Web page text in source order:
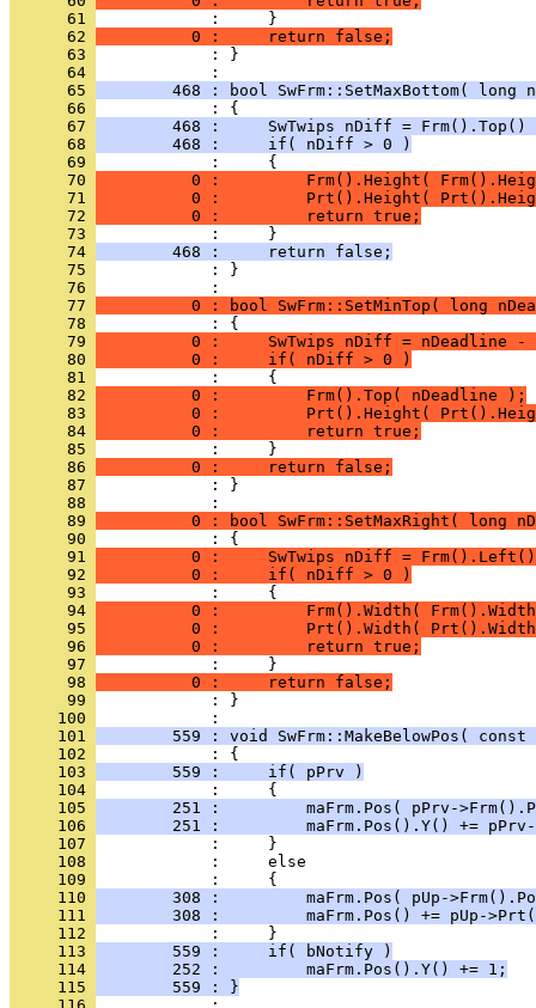
      61
      62
          0 :     return false;
      63
            : }
      64
      65
468 : bool SwFrm::SetMaxBottom( long
      66
      67
468 :     SwTwips nDiff = Frm().Top()
      68
        468 :     if( nDiff > 0 )
      69
      70
0 :         Frm().Height(
      71
0 :         Prt().Height(
      72
          0 :         return true;
      73
      74
        468 :     return false;
      75
            : }
      76
      77
0 : bool SwFrm::SetMinTop( long
      78
      79
0 :     SwTwips nDiff = nDeadline -
      80
          0 :     if( nDiff > 0 )
      81
      82
          0 :         Frm().Top( nDeadline );
      83
0 :         Prt().Height(
      84
          0 :         return true;
      85
      86
          0 :     return false;
      87
            : }
      88
      89
0 : bool SwFrm::SetMaxRight( long
      90
      91
0 :     SwTwips nDiff =
      92
          0 :     if( nDiff > 0 )
      93
      94
0 :         Frm().Width(
      95
0 :         Prt().Width(
      96
          0 :         return true;
      97
      98
          0 :     return false;
      99
            : }
     100
     101
559 : void SwFrm::MakeBelowPos(
     102
     103
        559 :     if( pPrv )
     104
     105
251 :         maFrm.Pos( pPrv-
     106
251 :         maFrm.Pos().Y() +=
     107
     108
     109
     110
308 :         maFrm.Pos( pUp-
     111
308 :         maFrm.Pos() += pUp-
     112
     113
        559 :     if( bNotify )
     114
        252 :         maFrm.Pos().Y() += 1;
     115
        559 : }